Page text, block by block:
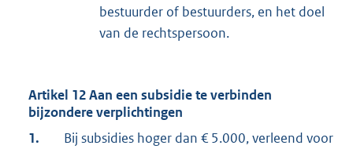
bestuurder of bestuurders, en het doel
van de rechtspersoon.
Artikel 12 Aan een subsidie te verbinden
bijzondere verplichtingen
1.
Bij subsidies hoger dan € 5.000, verleend voor